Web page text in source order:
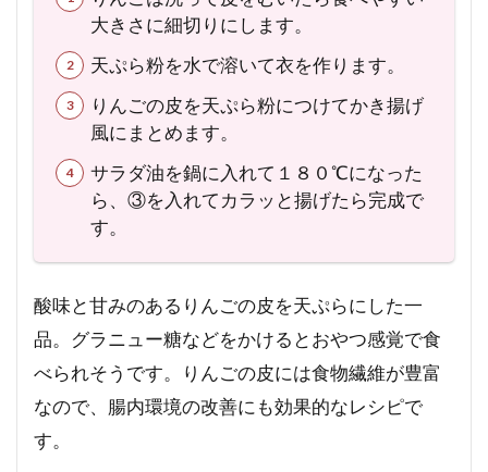
大きさに細切りにします。
天ぷら粉を水で溶いて衣を作ります。
りんごの皮を天ぷら粉につけてかき揚げ
風にまとめます。
サラダ油を鍋に入れて１８０℃になった
ら、③を入れてカラッと揚げたら完成で
す。
酸味と甘みのあるりんごの皮を天ぷらにした一
品。グラニュー糖などをかけるとおやつ感覚で食
べられそうです。りんごの皮には食物繊維が豊富
なので、腸内環境の改善にも効果的なレシピで
す。